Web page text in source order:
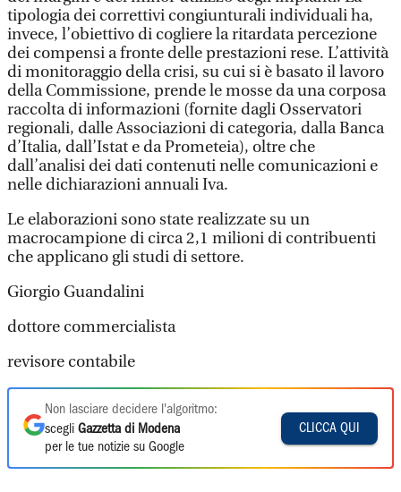
tipologia dei correttivi congiunturali individuali ha,
invece, l’obiettivo di cogliere la ritardata percezione
dei compensi a fronte delle prestazioni rese. L’attività
di monitoraggio della crisi, su cui si è basato il lavoro
della Commissione, prende le mosse da una corposa
raccolta di informazioni (fornite dagli Osservatori
regionali, dalle Associazioni di categoria, dalla Banca
d’Italia, dall’Istat e da Prometeia), oltre che
dall’analisi dei dati contenuti nelle comunicazioni e
nelle dichiarazioni annuali Iva.
Le elaborazioni sono state realizzate su un
macrocampione di circa 2,1 milioni di contribuenti
che applicano gli studi di settore.
Giorgio Guandalini
dottore commercialista
revisore contabile
Non lasciare decidere l'algoritmo:
scegli Gazzetta di Modena
per le tue notizie su Google
CLICCA QUI